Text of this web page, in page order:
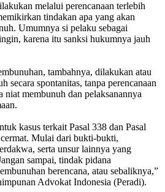
melalui perencanaan terlebih
tindakan apa yang akan
Umumnya si pelaku sebagai
karena itu sanksi hukumnya jauh
tambahnya, dilakukan atau
secara spontanitas, tanpa perencanaan
niat membunuh dan pelaksanannya
kasus terkait Pasal 338 dan Pasal
Mulai dari bukti-bukti,
serta unsur lainnya yang
sampai, tindak pidana
berencana, atau sebaliknya,”
Advokat Indonesia (Peradi).